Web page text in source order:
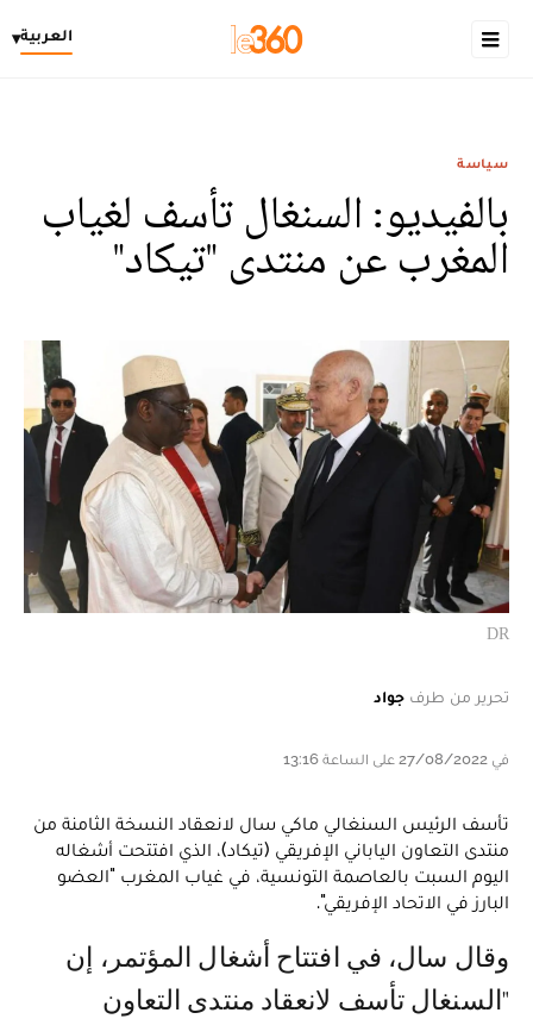
العربية▾
سياسة
بالفيديو: السنغال تأسف لغياب
المغرب عن منتدى "تيكاد"
DR
تحرير من طرف جواد
في 27/08/2022 على الساعة 13:16
تأسف الرئيس السنغالي ماكي سال لانعقاد النسخة الثامنة من
منتدى التعاون الياباني الإفريقي (تيكاد)، الذي افتتحت أشغاله
اليوم السبت بالعاصمة التونسية، في غياب المغرب "العضو
البارز في الاتحاد الإفريقي".
وقال سال، في افتتاح أشغال المؤتمر، إن
"السنغال تأسف لانعقاد منتدى التعاون